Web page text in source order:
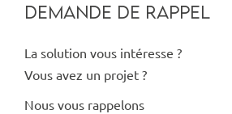
DEMANDE DE RAPPEL
La solution vous intéresse ?
Vous avez un projet ?
Nous vous rappelons